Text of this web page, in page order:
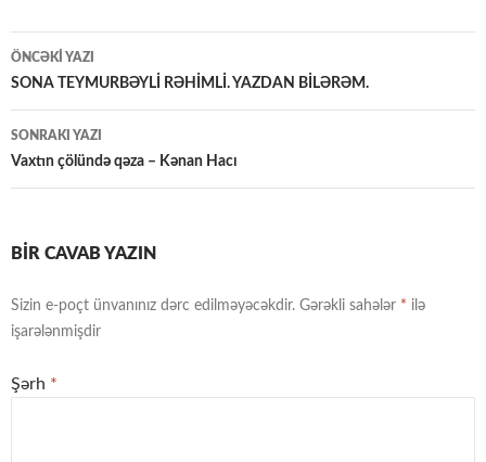
Yazılar
üzrə
naviqasiya
ÖNCƏKI YAZI
SONA TEYMURBƏYLİ RƏHİMLİ. YAZDAN BİLƏRƏM.
SONRAKI YAZI
Vaxtın çölündə qəza – Kənan Hacı
BIR CAVAB YAZIN
Sizin e-poçt ünvanınız dərc edilməyəcəkdir. Gərəkli sahələr * ilə
işarələnmişdir
Şərh *